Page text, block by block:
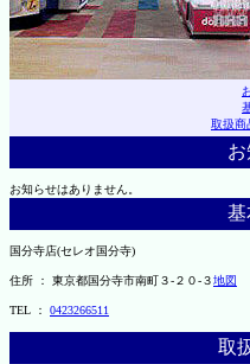
取扱商
お知らせはありません。
基
国分寺店(セレオ国分寺)
住所 ： 東京都国分寺市南町３-２０-３地図
TEL ： 0423266511
取